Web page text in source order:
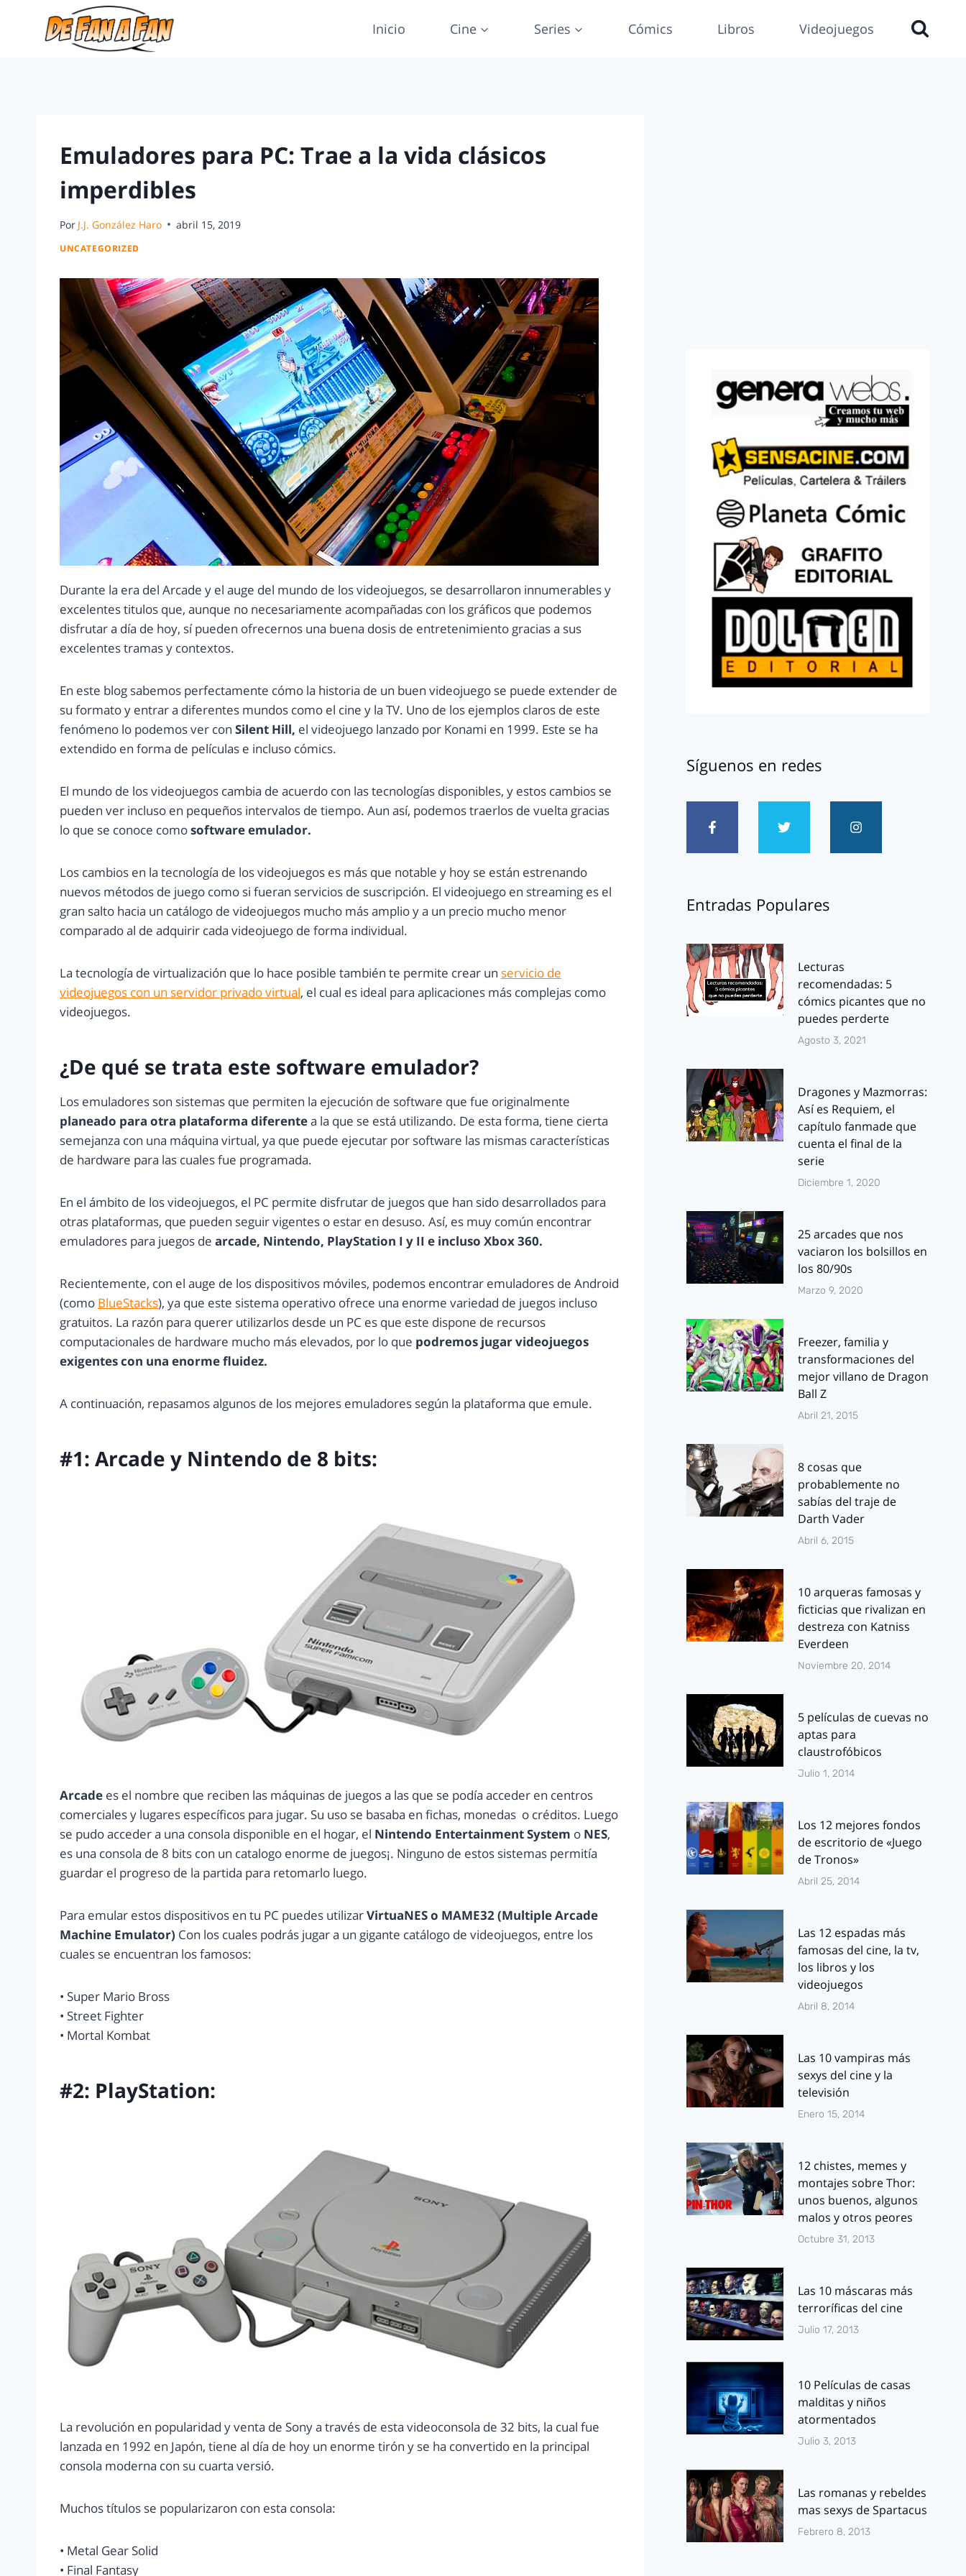
Inicio Cine Series Cómics Libros Videojuegos
Emuladores para PC: Trae a la vida clásicos
imperdibles
Por J.J. González Haro abril 15, 2019
UNCATEGORIZED
Durante la era del Arcade y el auge del mundo de los videojuegos, se desarrollaron innumerables y
excelentes titulos que, aunque no necesariamente acompañadas con los gráficos que podemos
disfrutar a día de hoy, sí pueden ofrecernos una buena dosis de entretenimiento gracias a sus
excelentes tramas y contextos.
En este blog sabemos perfectamente cómo la historia de un buen videojuego se puede extender de
su formato y entrar a diferentes mundos como el cine y la TV. Uno de los ejemplos claros de este
fenómeno lo podemos ver con Silent Hill, el videojuego lanzado por Konami en 1999. Este se ha
extendido en forma de películas e incluso cómics.
El mundo de los videojuegos cambia de acuerdo con las tecnologías disponibles, y estos cambios se
pueden ver incluso en pequeños intervalos de tiempo. Aun así, podemos traerlos de vuelta gracias
lo que se conoce comosoftware emulador.
Los cambios en la tecnología de los videojuegos es más que notable y hoy se están estrenando
nuevos métodos de juego como si fueran servicios de suscripción. El videojuego en streaming es el
gran salto hacia un catálogo de videojuegos mucho más amplio y a un precio mucho menor
comparado al de adquirir cada videojuego de forma individual.
La tecnología de virtualización que lo hace posible también te permite crear un servicio de
videojuegos con un servidor privado virtual, el cual es ideal para aplicaciones más complejas como
videojuegos.
¿De qué se trata este software emulador?
Los emuladores son sistemas que permiten la ejecución de software que fue originalmente
planeado para otra plataforma diferentea la que se está utilizando. De esta forma, tiene cierta
semejanza con una máquina virtual, ya que puede ejecutar por software las mismas características
de hardware para las cuales fue programada.
En el ámbito de los videojuegos, el PC permite disfrutar de juegos que han sido desarrollados para
otras plataformas, que pueden seguir vigentes o estar en desuso. Así, es muy común encontrar
emuladores para juegos de arcade, Nintendo, PlayStation I y II e incluso Xbox 360.
Recientemente, con el auge de los dispositivos móviles, podemos encontrar emuladores de Android
(como BlueStacks), ya que este sistema operativo ofrece una enorme variedad de juegos incluso
gratuitos. La razón para querer utilizarlos desde un PC es que este dispone de recursos
computacionales de hardware mucho más elevados, por lo que podremos jugar videojuegos
exigentes con una enorme fluidez.
A continuación, repasamos algunos de los mejores emuladores según la plataforma que emule.
#1: Arcade y Nintendo de 8 bits:
Arcade es el nombre que reciben las máquinas de juegos a las que se podía acceder en centros
comerciales y lugares específicos para jugar. Su uso se basaba en fichas, monedas o créditos. Luego
se pudo acceder a una consola disponible en el hogar, el Nintendo Entertainment System o NES,
es una consola de 8 bits con un catalogo enorme de juegos¡. Ninguno de estos sistemas permitía
guardar el progreso de la partida para retomarlo luego.
Para emular estos dispositivos en tu PC puedes utilizarVirtuaNES o MAME32 (Multiple Arcade
Machine Emulator) Con los cuales podrás jugar a un gigante catálogo de videojuegos, entre los
cuales se encuentran los famosos:
• Super Mario Bross
• Street Fighter
• Mortal Kombat
#2: PlayStation:
La revolución en popularidad y venta de Sony a través de esta videoconsola de 32 bits, la cual fue
lanzada en 1992 en Japón, tiene al día de hoy un enorme tirón y se ha convertido en la principal
consola moderna con su cuarta versió.
Muchos títulos se popularizaron con esta consola:
• Metal Gear Solid
• Final Fantasy
Síguenos en redes
Entradas Populares
Lecturas
recomendadas: 5
cómics picantes que no
puedes perderte
Agosto 3, 2021
Dragones y Mazmorras:
Así es Requiem, el
capítulo fanmade que
cuenta el final de la
serie
Diciembre 1, 2020
25 arcades que nos
vaciaron los bolsillos en
los 80/90s
Marzo 9, 2020
Freezer, familia y
transformaciones del
mejor villano de Dragon
Ball Z
Abril 21, 2015
8 cosas que
probablemente no
sabías del traje de
Darth Vader
Abril 6, 2015
10 arqueras famosas y
ficticias que rivalizan en
destreza con Katniss
Everdeen
Noviembre 20, 2014
5 películas de cuevas no
aptas para
claustrofóbicos
Julio 1, 2014
Los 12 mejores fondos
de escritorio de «Juego
de Tronos»
Abril 25, 2014
Las 12 espadas más
famosas del cine, la tv,
los libros y los
videojuegos
Abril 8, 2014
Las 10 vampiras más
sexys del cine y la
televisión
Enero 15, 2014
12 chistes, memes y
montajes sobre Thor:
unos buenos, algunos
malos y otros peores
Octubre 31, 2013
Las 10 máscaras más
terroríficas del cine
Julio 17, 2013
10 Películas de casas
malditas y niños
atormentados
Julio 3, 2013
Las romanas y rebeldes
mas sexys de Spartacus
Febrero 8, 2013